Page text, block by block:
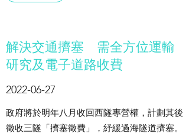
解決交通擠塞 需全方位運輸
研究及電子道路收費
2022-06-27
政府將於明年八月收回西隧專營權，計劃其後
徵收三隧「擠塞徵費」，紓緩過海隧道擠塞。